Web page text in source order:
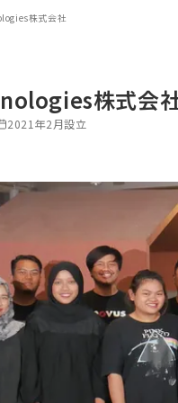
株式会社
株式会
2021年2月設立